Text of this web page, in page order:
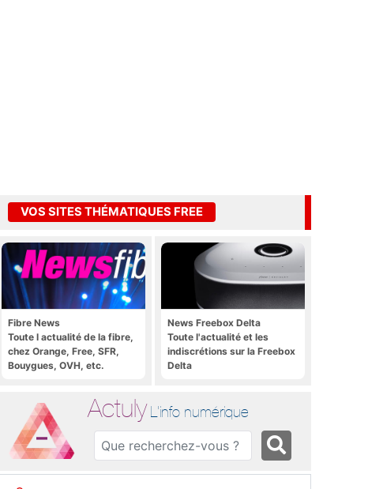
VOS SITES THÉMATIQUES FREE
Fibre News
Toute l actualité de la fibre,
chez Orange, Free, SFR,
Bouygues, OVH, etc.
News Freebox Delta
Toute l'actualité et les
indiscrétions sur la Freebox
Delta
Actuly L'info numérique